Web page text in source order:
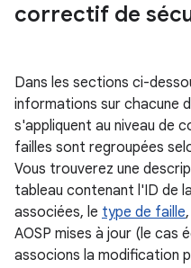
correctif de
Dans les sections ci-
informations sur chacune
s'appliquent au niveau de
failles sont regroupées
Vous trouverez une
tableau contenant l'ID de
associées, le type de faille
AOSP mises à jour (le cas
associons la modification